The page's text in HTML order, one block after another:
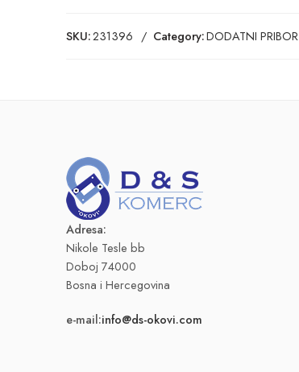
SKU:231396 Category:DODATNI PRIBOR
Adresa:
Nikole Tesle bb
Doboj 74000
Bosna i Hercegovina
e-mail:info@ds-okovi.com